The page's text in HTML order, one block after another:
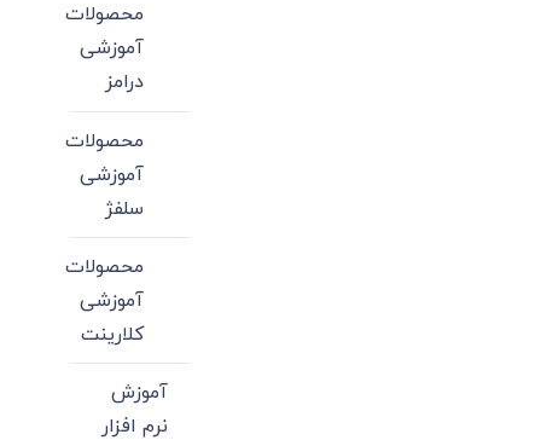
محصولات
آموزشی
درامز
محصولات
آموزشی
سلفژ
محصولات
آموزشی
کلارینت
آموزش
نرم افزار